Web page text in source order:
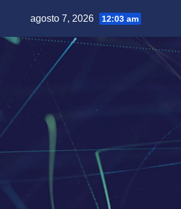
contenido
agosto 7, 2026 12:03 am